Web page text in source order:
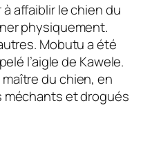
affaiblir le chien du
physiquement.
Mobutu a été
l’aigle de Kawele.
du chien, en
méchants et drogués